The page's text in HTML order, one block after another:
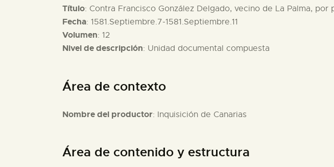
Título: Contra Francisco González Delgado, vecino de La Palma,
Fecha: 1581.Septiembre.7-1581.Septiembre.11
Volumen: 12
Nivel de descripción: Unidad documental compuesta
Área de contexto
Nombre del productor: Inquisición de Canarias
Área de contenido y estructura